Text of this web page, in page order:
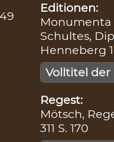
Editionen:
Monumenta
Schultes,
Henneberg
Volltitel der
Regest:
Mötsch,
311 S. 170